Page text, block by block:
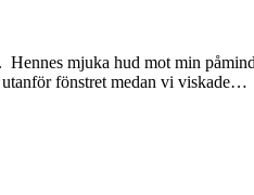
mjuka hud mot min
utanför fönstret medan vi viskade…